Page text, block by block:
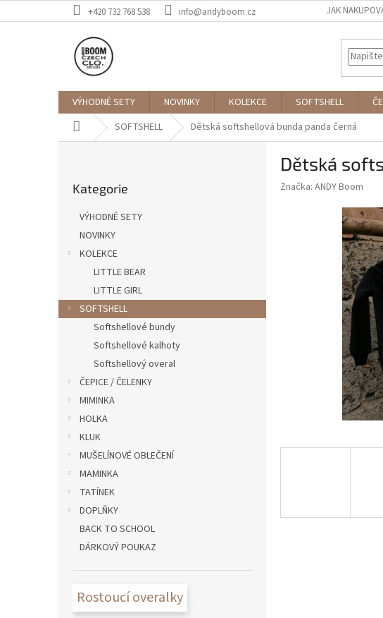
na
+420 732 768 538 info@andyboom.cz JAK
VÝHODNÉ SETY NOVINKY KOLEKCE SOFTSHELL
Domů SOFTSHELL Dětská softshellová bunda panda černá
a
n
kategorie
Kategorie
VÝHODNÉ SETY
NOVINKY
KOLEKCE
LITTLE BEAR
LITTLE GIRL
SOFTSHELL
Softshellové bundy
Softshellové kalhoty
Softshellový overal
ČEPICE / ČELENKY
MIMINKA
HOLKA
KLUK
MUŠELÍNOVÉ OBLEČENÍ
MAMINKA
TATÍNEK
DOPLŇKY
BACK TO SCHOOL
DÁRKOVÝ POUKAZ
Rostoucí overalky
Dětská
Značka: ANDY Boom